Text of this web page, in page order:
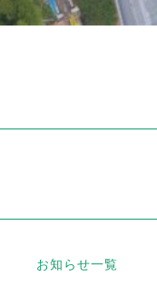
お知らせ一覧